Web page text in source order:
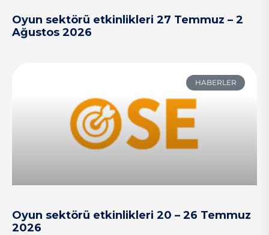
Oyun sektörü etkinlikleri 27 Temmuz – 2
Ağustos 2026
HABERLER
Oyun sektörü etkinlikleri 20 – 26 Temmuz
2026